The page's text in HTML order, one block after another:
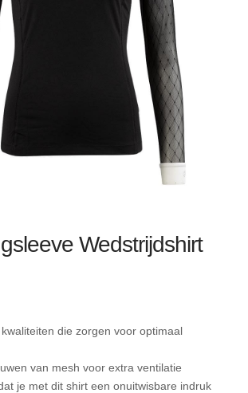
Wedstrijdshirt
die zorgen voor optimaal
van mesh voor extra ventilatie
je met dit shirt een onuitwisbare indruk